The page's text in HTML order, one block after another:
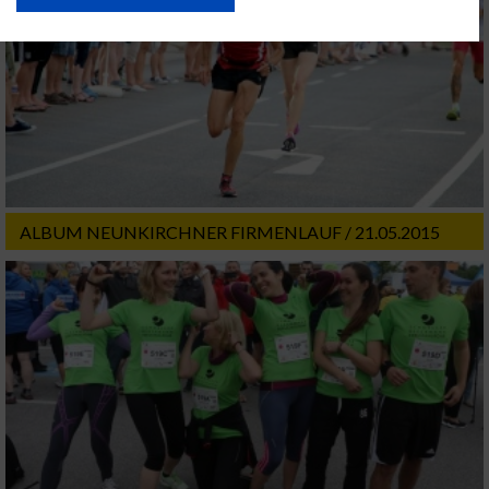
ALBUM NEUNKIRCHNER FIRMENLAUF / 21.05.2015
Website/App.
Partnerliste anzeigen (1 IAB-Anbieter)
Wir nutzen Ihre Daten für folgende Zwecke:
Speichern von oder Zugriff auf Informationen
auf einem Endgerät
Verwendung reduzierter Daten zur Auswahl
von Werbeanzeigen
Erstellung von Profilen für personalisierte
Werbung
Verwendung von Profilen zur Auswahl
personalisierter Werbung
Erstellung von Profilen zur Personalisierung
von Inhalten